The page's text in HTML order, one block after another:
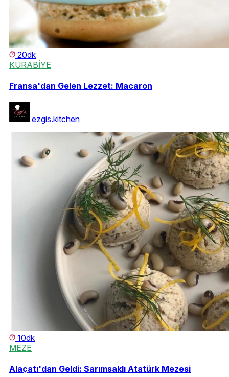
20dk
KURABİYE
Fransa'dan Gelen Lezzet: Macaron
ezgis.kitchen
10dk
MEZE
Alaçatı'dan Geldi: Sarımsaklı Atatürk Mezesi